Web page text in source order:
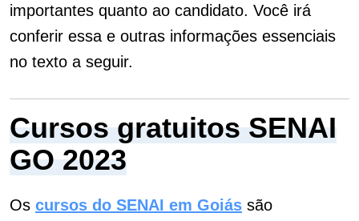
importantes quanto ao candidato. Você irá
conferir essa e outras informações essenciais
no texto a seguir.
Cursos gratuitos SENAI
GO 2023
Os cursos do SENAI em Goiás são